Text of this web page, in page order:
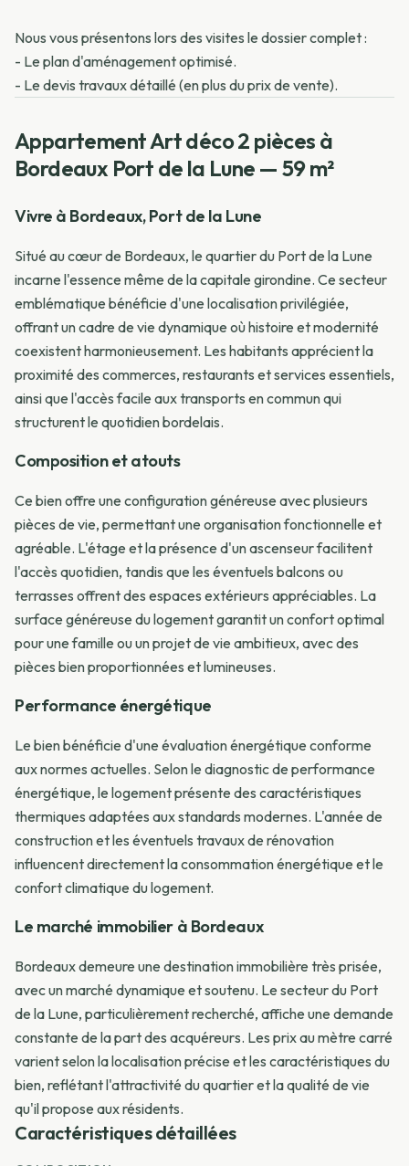
Nous vous présentons lors des visites le dossier complet :
- Le plan d'aménagement optimisé.
- Le devis travaux détaillé (en plus du prix de vente).
Appartement Art déco 2 pièces à
Bordeaux Port de la Lune — 59 m²
Vivre à Bordeaux, Port de la Lune
Situé au cœur de Bordeaux, le quartier du Port de la Lune
incarne l'essence même de la capitale girondine. Ce secteur
emblématique bénéficie d'une localisation privilégiée,
offrant un cadre de vie dynamique où histoire et modernité
coexistent harmonieusement. Les habitants apprécient la
proximité des commerces, restaurants et services essentiels,
ainsi que l'accès facile aux transports en commun qui
structurent le quotidien bordelais.
Composition et atouts
Ce bien offre une configuration généreuse avec plusieurs
pièces de vie, permettant une organisation fonctionnelle et
agréable. L'étage et la présence d'un ascenseur facilitent
l'accès quotidien, tandis que les éventuels balcons ou
terrasses offrent des espaces extérieurs appréciables. La
surface généreuse du logement garantit un confort optimal
pour une famille ou un projet de vie ambitieux, avec des
pièces bien proportionnées et lumineuses.
Performance énergétique
Le bien bénéficie d'une évaluation énergétique conforme
aux normes actuelles. Selon le diagnostic de performance
énergétique, le logement présente des caractéristiques
thermiques adaptées aux standards modernes. L'année de
construction et les éventuels travaux de rénovation
influencent directement la consommation énergétique et le
confort climatique du logement.
Le marché immobilier à Bordeaux
Bordeaux demeure une destination immobilière très prisée,
avec un marché dynamique et soutenu. Le secteur du Port
de la Lune, particulièrement recherché, affiche une demande
constante de la part des acquéreurs. Les prix au mètre carré
varient selon la localisation précise et les caractéristiques du
bien, reflétant l'attractivité du quartier et la qualité de vie
qu'il propose aux résidents.
Caractéristiques détaillées